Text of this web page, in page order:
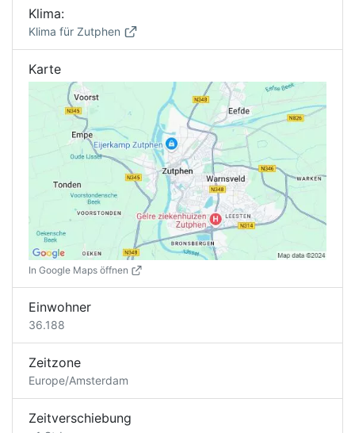
Klima:
Klima für Zutphen
Karte
In Google Maps öffnen
Einwohner
36.188
Zeitzone
Europe/Amsterdam
Zeitverschiebung